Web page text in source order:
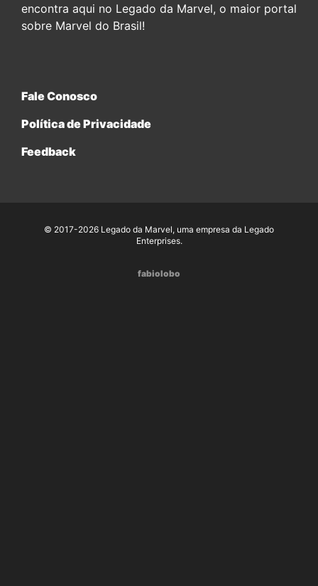
encontra aqui no Legado da Marvel, o maior portal
sobre Marvel do Brasil!
Fale Conosco
Política de Privacidade
Feedback
© 2017-2026 Legado da Marvel, uma empresa da Legado
Enterprises.
fabiolobo